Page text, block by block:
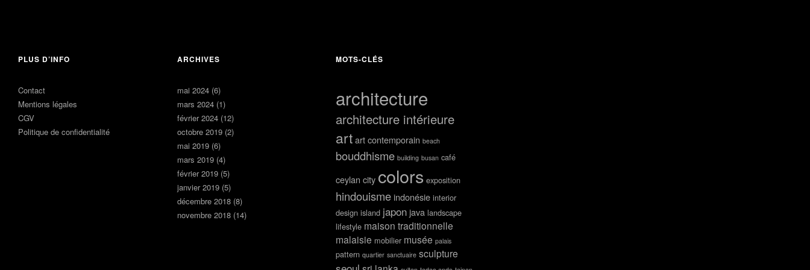
commentaire
PLUS D’INFO
Contact
Mentions légales
CGV
Politique de confidentialité
ARCHIVES
mai 2024(6)
mars 2024(1)
février 2024(12)
octobre 2019(2)
mai 2019(6)
mars 2019(4)
février 2019(5)
janvier 2019(5)
décembre 2018(8)
novembre 2018(14)
MOTS-CLÉS
architecture
architecture intérieure
art art contemporain beach
bouddhisme building busan café
ceylan city colors exposition
hindouisme indonésie interior
design island japon java landscape
lifestyle maison traditionnelle
malaisie mobilier musée palais
pattern quartier sanctuaire sculpture